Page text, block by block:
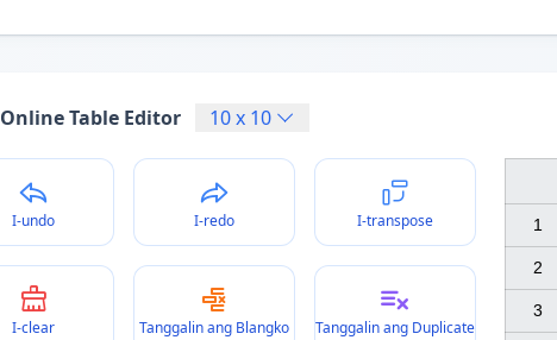
Online Table Editor 10x 10
I-undo I-redo I-transpose
I-clear Tanggalin ang Blangko Tanggalin ang Duplicate
1
2
3